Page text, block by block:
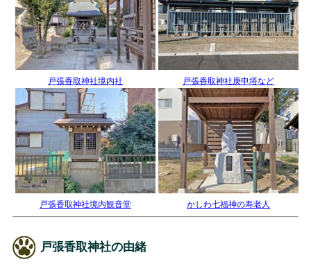
戸張香取神社境内社 戸張香取神社庚申塔など
戸張香取神社境内観音堂 かしわ七福神の寿老人
戸張香取神社の由緒